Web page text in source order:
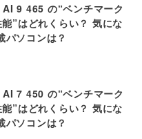
9 465 の“ベンチマーク
”はどれくらい？ 気にな
パソコンは？
7 450 の“ベンチマーク
”はどれくらい？ 気にな
パソコンは？